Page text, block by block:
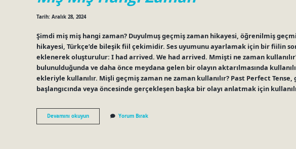
Tarih: Aralık 28, 2024
Şimdi miş miş hangi zaman? Duyulmuş geçmiş zaman hikayesi, öğrenilmiş
hikayesi, Türkçe’de bileşik fiil çekimidir. Ses uyumunu ayarlamak için bir fiilin
eklenerek oluşturulur: I had arrived. We had arrived. Mmişti ne zaman
bulunulduğunda ve daha önce meydana gelen bir olayın aktarılmasında
ekleriyle kullanılır. Mişli geçmiş zaman ne zaman kullanılır? Past Perfect
başlangıcında veya öncesinde gerçekleşen başka bir olayı anlatmak için
Devamını okuyunMış
Mış
Yorum Bırak